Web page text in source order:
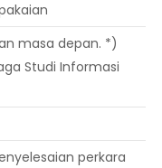
masa depan. *)
Studi Informasi
perkara